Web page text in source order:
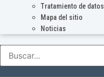
Tratamiento de datos
Mapa del sitio
Noticias